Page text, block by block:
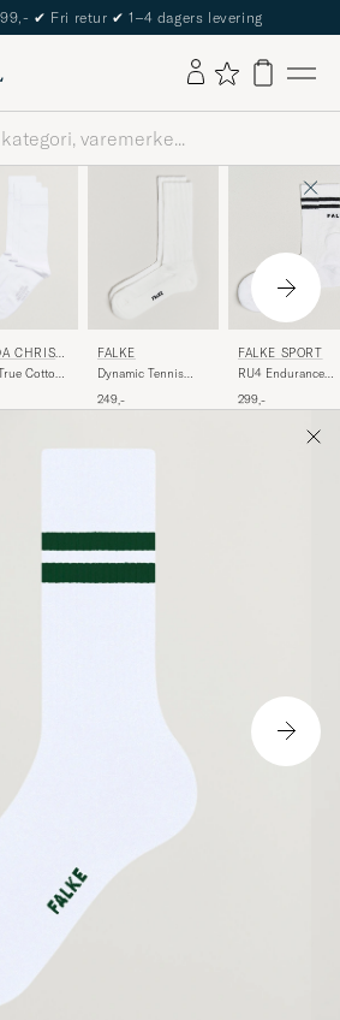
Care of Carl Passport
CHRIST
Cotton
FALKE
Dynamic Tennis
249,-
FALKE SPORT
RU4 Endurance
White
299,-